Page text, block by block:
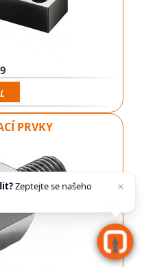
PRVKY
Zeptejte se našeho